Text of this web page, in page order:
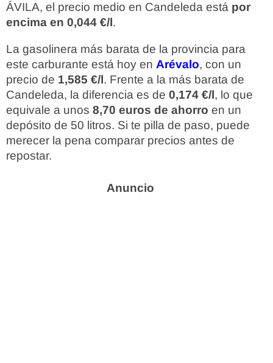
ÁVILA, el precio medio en Candeleda está por
encima en 0,044 €/l.
La gasolinera más barata de la provincia para
este carburante está hoy en Arévalo, con un
precio de 1,585 €/l. Frente a la más barata de
Candeleda, la diferencia es de 0,174 €/l, lo que
equivale a unos 8,70 euros de ahorro en un
depósito de 50 litros. Si te pilla de paso, puede
merecer la pena comparar precios antes de
repostar.